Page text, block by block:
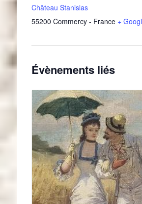
Château Stanislas
55200 Commercy - France +
Évènements liés